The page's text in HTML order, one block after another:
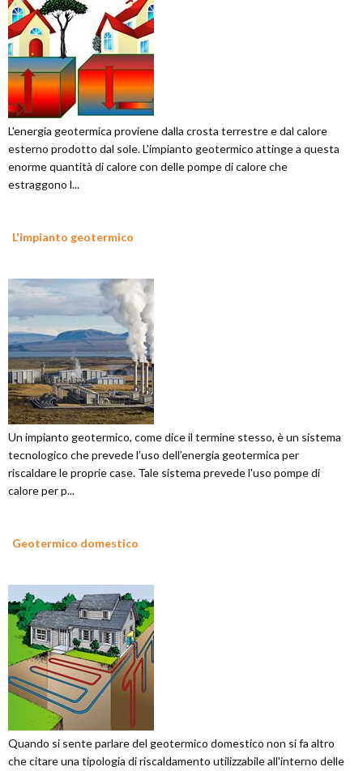
L'energia geotermica proviene dalla crosta terrestre e dal calore
esterno prodotto dal sole. L'impianto geotermico attinge a questa
enorme quantità di calore con delle pompe di calore che
estraggono l...
L'impianto geotermico
Un impianto geotermico, come dice il termine stesso, è un sistema
tecnologico che prevede l’uso dell’energia geotermica per
riscaldare le proprie case. Tale sistema prevede l'uso pompe di
calore per p...
Geotermico domestico
Quando si sente parlare del geotermico domestico non si fa altro
che citare una tipologia di riscaldamento utilizzabile all'interno delle